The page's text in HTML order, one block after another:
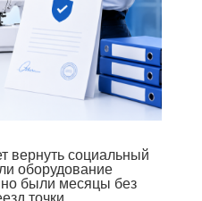
вернуть социальный
оборудование
были месяцы без